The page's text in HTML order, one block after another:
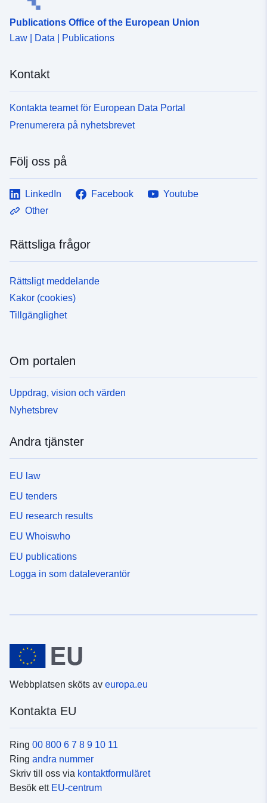
Publications Office of the European Union
Law | Data | Publications
Kontakt
Kontakta teamet för European Data Portal
Prenumerera på nyhetsbrevet
Följ oss på
LinkedIn Facebook
Youtube
Other
Rättsliga frågor
Rättsligt meddelande
Kakor (cookies)
Tillgänglighet
Om portalen
Uppdrag, vision och värden
Nyhetsbrev
Andra tjänster
EU law
EU tenders
EU research results
EU Whoiswho
EU publications
Logga in som dataleverantör
Webbplatsen sköts av europa.eu
Kontakta EU
Ring 00 800 6 7 8 9 10 11
Ring andra nummer
Skriv till oss via kontaktformuläret
Besök ett EU-centrum